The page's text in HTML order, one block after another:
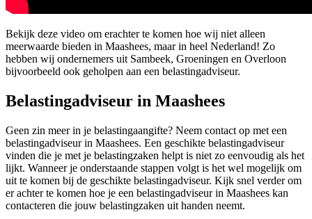
Bekijk deze video om erachter te komen hoe wij niet alleen
meerwaarde bieden in Maashees, maar in heel Nederland! Zo
hebben wij ondernemers uit Sambeek, Groeningen en Overloon
bijvoorbeeld ook geholpen aan een belastingadviseur.
Belastingadviseur in Maashees
Geen zin meer in je belastingaangifte? Neem contact op met een
belastingadviseur in Maashees. Een geschikte belastingadviseur
vinden die je met je belastingzaken helpt is niet zo eenvoudig als het
lijkt. Wanneer je onderstaande stappen volgt is het wel mogelijk om
uit te komen bij de geschikte belastingadviseur. Kijk snel verder om
er achter te komen hoe je een belastingadviseur in Maashees kan
contacteren die jouw belastingzaken uit handen neemt.